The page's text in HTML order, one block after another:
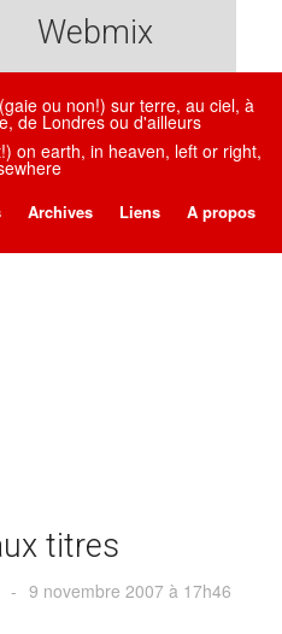
Webmix
ou non!) sur terre, au ciel, à
de Londres ou d'ailleurs
on earth, in heaven, left or right,
Archives Liens A propos
titres
- 9 novembre 2007 à 17h46